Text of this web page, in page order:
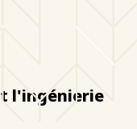
l'ingénierie